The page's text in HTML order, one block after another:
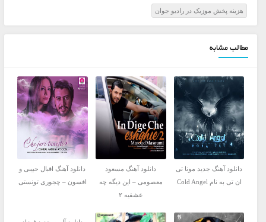
هزينه پخش موزيک در راديو جوان
مطالب مشابه
دانلود آهنگ جدید مونا تی
ان تی به نام Cold Angel
دانلود آهنگ مسعود
معصومی – این دیگه چه
عشقیه ۲
دانلود آهنگ اقبال حبیبی و
افسون – چجوری تونستی